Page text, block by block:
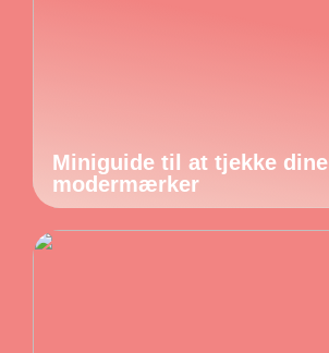
Miniguide til at tjekke dine
modermærker